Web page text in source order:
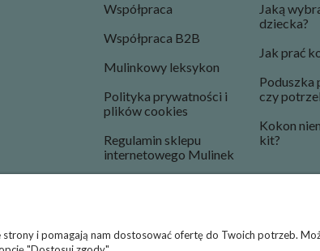
Współpraca
Współpraca B2B
Mulinkowy leksykon
Polityka prywatności i
plików cookies
Regulamin sklepu
internetowego Mulinek
Jaką
dziecka?
Jak prać
Poduszka
czy
Kokon
kit?
i pomagają nam dostosować ofertę do Twoich potrzeb.